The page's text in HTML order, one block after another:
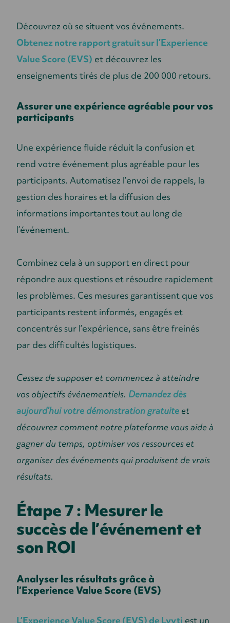
Découvrez où se situent vos événements.
Obtenez notre rapport gratuit sur l’Experience
Value Score (EVS) et découvrez les
enseignements tirés de plus de 200 000 retours.
Assurer une expérience agréable pour vos
participants
Une expérience fluide réduit la confusion et
rend votre événement plus agréable pour les
participants. Automatisez l’envoi de rappels, la
gestion des horaires et la diffusion des
informations importantes tout au long de
l’événement.
Combinez cela à un support en direct pour
répondre aux questions et résoudre rapidement
les problèmes. Ces mesures garantissent que vos
participants restent informés, engagés et
concentrés sur l’expérience, sans être freinés
par des difficultés logistiques.
Cessez de supposer et commencez à atteindre
vos objectifs événementiels. Demandez dès
aujourd’hui votre démonstration gratuite et
découvrez comment notre plateforme vous aide à
gagner du temps, optimiser vos ressources et
organiser des événements qui produisent de vrais
résultats.
Étape 7 : Mesurer le
succès de l’événement et
son ROI
Analyser les résultats grâce à
l’Experience Value Score (EVS)
L’Experience Value Score (EVS) de Lyyti est un